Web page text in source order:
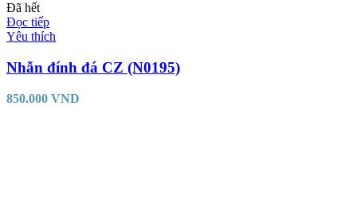
Đã hết
Đọc tiếp
Yêu thích
Nhẫn đính đá CZ (N0195)
850.000 VND